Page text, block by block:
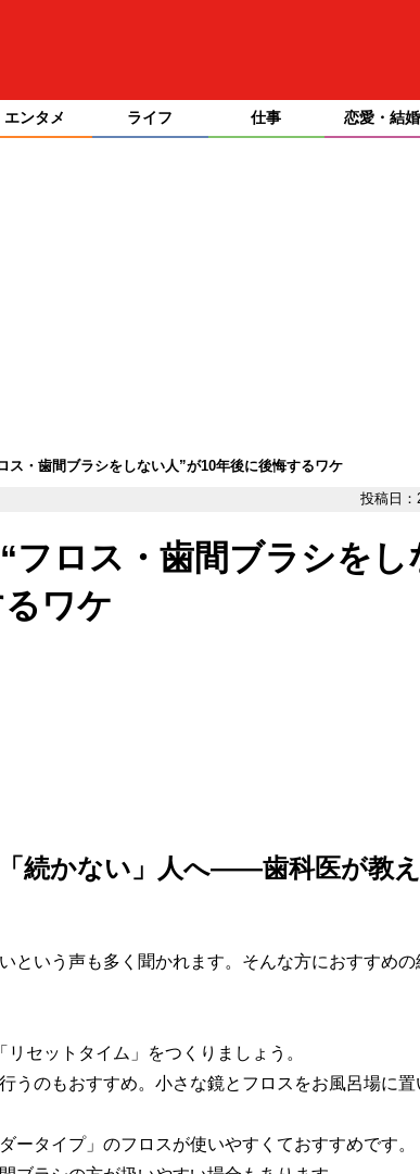
エンタメ ライフ 仕事 恋愛・結婚
ス・歯間ブラシをしない人”が10年後に後悔するワケ
投稿日：
フロス・歯間ブラシをし
ワケ
「続かない」人へ――歯科医が教
という声も多く聞かれます。そんな方におすすめの
セットタイム」をつくりましょう。
うのもおすすめ。小さな鏡とフロスをお風呂場に
ータイプ」のフロスが使いやすくておすすめです。